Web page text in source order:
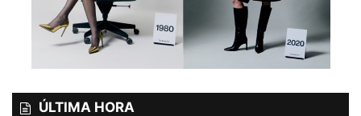
ÚLTIMA HORA